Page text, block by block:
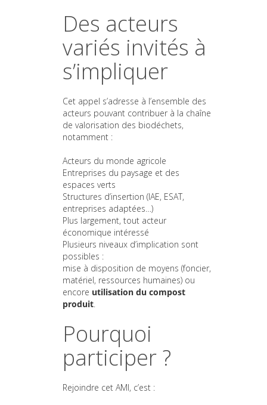
Des acteurs
variés invités à
s’impliquer
Cet appel s’adresse à l’ensemble des
acteurs pouvant contribuer à la chaîne
de valorisation des biodéchets,
notamment :
Acteurs du monde agricole
Entreprises du paysage et des
espaces verts
Structures d’insertion (IAE, ESAT,
entreprises adaptées…)
Plus largement, tout acteur
économique intéressé
Plusieurs niveaux d’implication sont
possibles :
mise à disposition de moyens (foncier,
matériel, ressources humaines) ou
encore utilisation du compost
produit.
Pourquoi
participer ?
Rejoindre cet AMI, c’est :